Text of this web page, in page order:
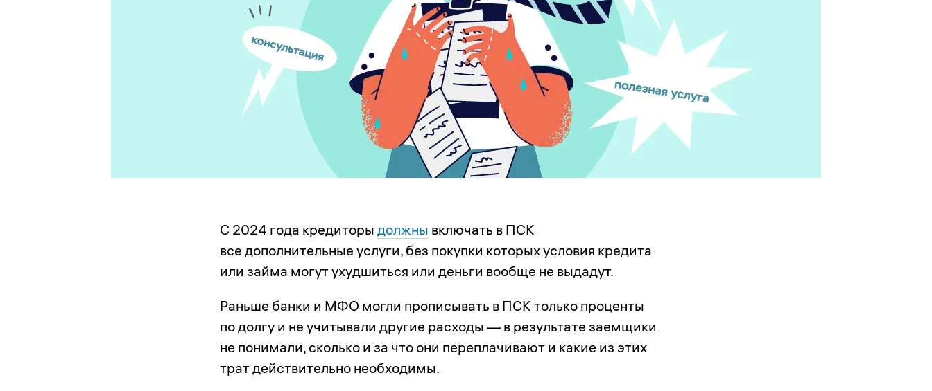
С 2024 года кредиторы должны включать в ПСК
все дополнительные услуги, без покупки которых условия кредита
или займа могут ухудшиться или деньги вообще не выдадут.
Раньше банки и МФО могли прописывать в ПСК только проценты
по долгу и не учитывали другие расходы — в результате заемщики
не понимали, сколько и за что они переплачивают и какие из этих
трат действительно необходимы.